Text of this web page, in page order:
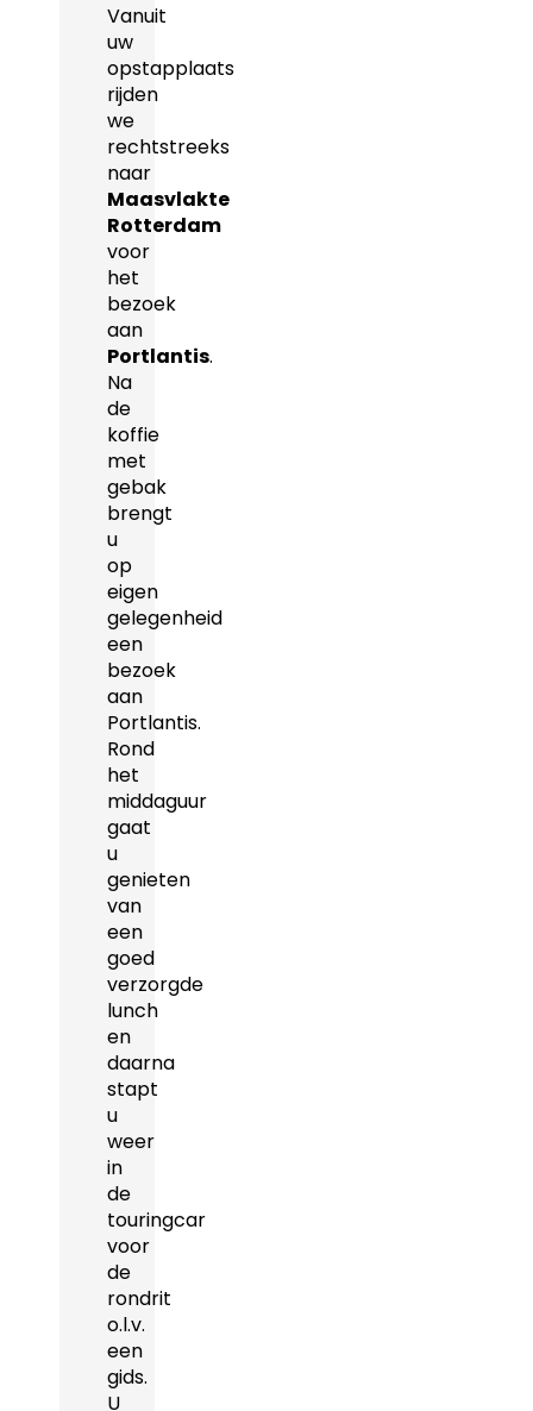
Vanuit
uw
opstapplaats
rijden
we
rechtstreeks
naar
Maasvlakte
Rotterdam
voor
het
bezoek
aan
Portlantis.
Na
de
koffie
met
gebak
brengt
u
op
eigen
gelegenheid
een
bezoek
aan
Portlantis.
Rond
het
middaguur
gaat
u
genieten
van
een
goed
verzorgde
lunch
en
daarna
stapt
u
weer
in
de
touringcar
voor
de
rondrit
o.l.v.
een
gids.
U